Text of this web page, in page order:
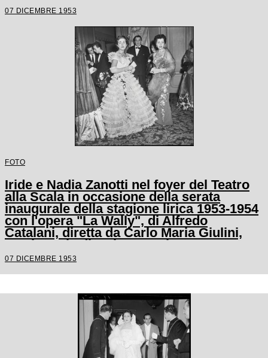
07 DICEMBRE 1953
FOTO
Iride e Nadia Zanotti nel foyer del Teatro
alla Scala in occasione della serata
inaugurale della stagione lirica 1953-1954
con l'opera "La Wally", di Alfredo
Catalani, diretta da Carlo Maria Giulini,
con la regia di Tatiana Pavlova
07 DICEMBRE 1953